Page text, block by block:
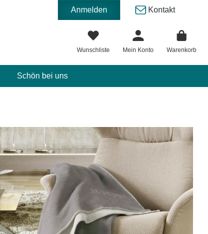
Anmelden Kontakt
Wunschliste Mein Konto Warenkorb
Schön bei uns